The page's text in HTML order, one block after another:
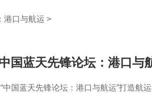
港口与航运 >
国蓝天先锋论坛：港口与
“中国蓝天先锋论坛：港口与航运”打造航